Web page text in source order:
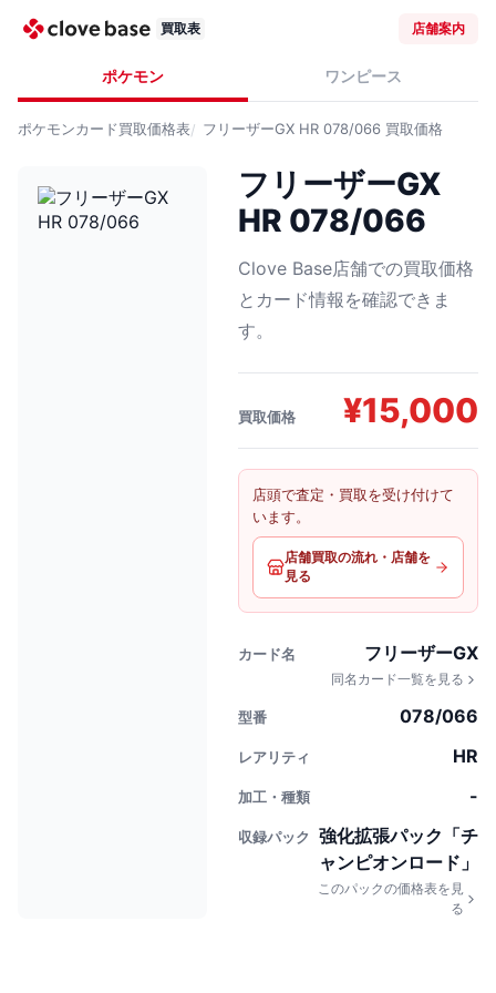
買取表 店舗案内
ポケモン ワンピース
ポケモンカード買取価格表 フリーザーGX HR 078/066 買取価格
フリーザーGX
HR 078/066
Clove Base店舗での買取価格
とカード情報を確認できま
す。
買取価格 ¥15,000
店頭で査定・買取を受け付けて
います。
店舗買取の流れ・店舗を
見る
カード名 フリーザーGX
同名カード一覧を見る
型番 078/066
レアリティ HR
加工・種類 -
収録パック
強化拡張パック「チ
ャンピオンロード」
このパックの価格表を見
る